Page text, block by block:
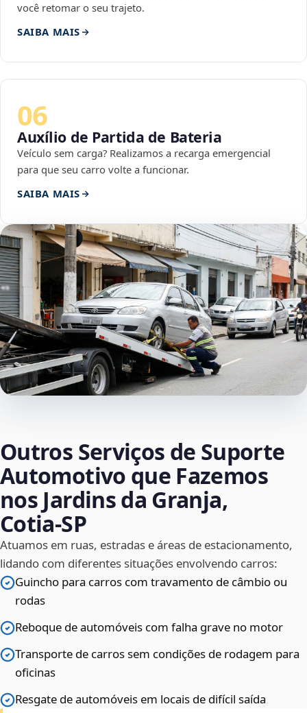
você retomar o seu trajeto.
SAIBA MAIS
06
Auxílio de Partida de Bateria
Veículo sem carga? Realizamos a recarga emergencial
para que seu carro volte a funcionar.
SAIBA MAIS
Outros Serviços de Suporte
Automotivo que Fazemos
nos Jardins da Granja,
Cotia‑SP
Atuamos em ruas, estradas e áreas de estacionamento,
lidando com diferentes situações envolvendo carros:
Guincho para carros com travamento de câmbio ou
rodas
Reboque de automóveis com falha grave no motor
Transporte de carros sem condições de rodagem para
oficinas
Resgate de automóveis em locais de difícil saída